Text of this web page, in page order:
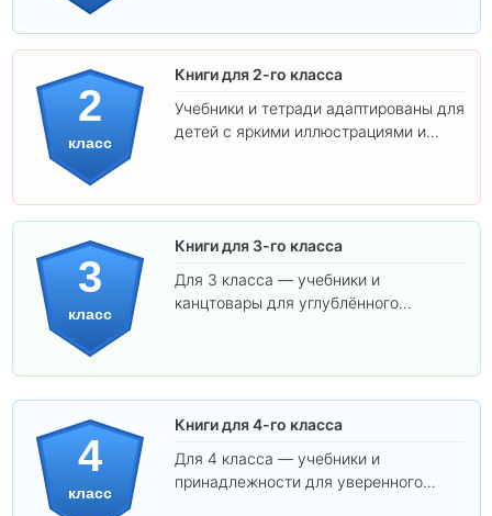
2
класс
Книги для 2-го класса
Учебники и тетради адаптированы для
детей с яркими иллюстрациями и
3
класс
Книги для 3-го класса
Для 3 класса — учебники и
канцтовары для углублённого
4
класс
Книги для 4-го класса
Для 4 класса — учебники и
принадлежности для уверенного